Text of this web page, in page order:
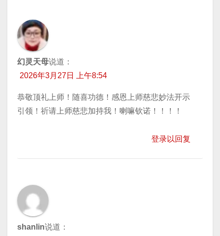
幻灵天母说道：
2026年3月27日 上午8:54
恭敬顶礼上师！随喜功德！感恩上师慈悲妙法开示
引领！祈请上师慈悲加持我！喇嘛钦诺！！！！
登录以回复
shanlin说道：